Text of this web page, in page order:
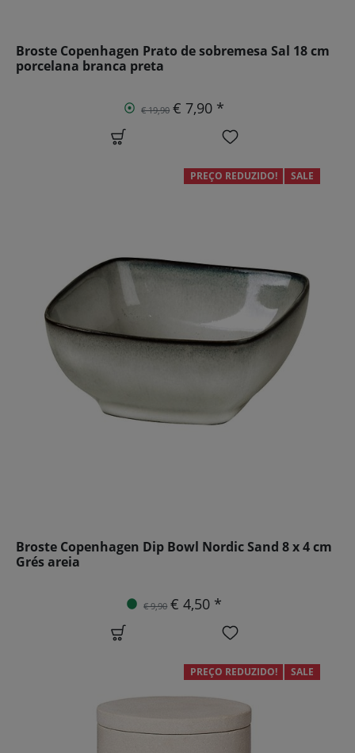
Broste Copenhagen Prato de sobremesa Sal 18 cm
porcelana branca preta
€ 19,90 € 7,90 *
PREÇO REDUZIDO! SALE
Broste Copenhagen Dip Bowl Nordic Sand 8 x 4 cm
Grés areia
€ 9,90 € 4,50 *
PREÇO REDUZIDO! SALE